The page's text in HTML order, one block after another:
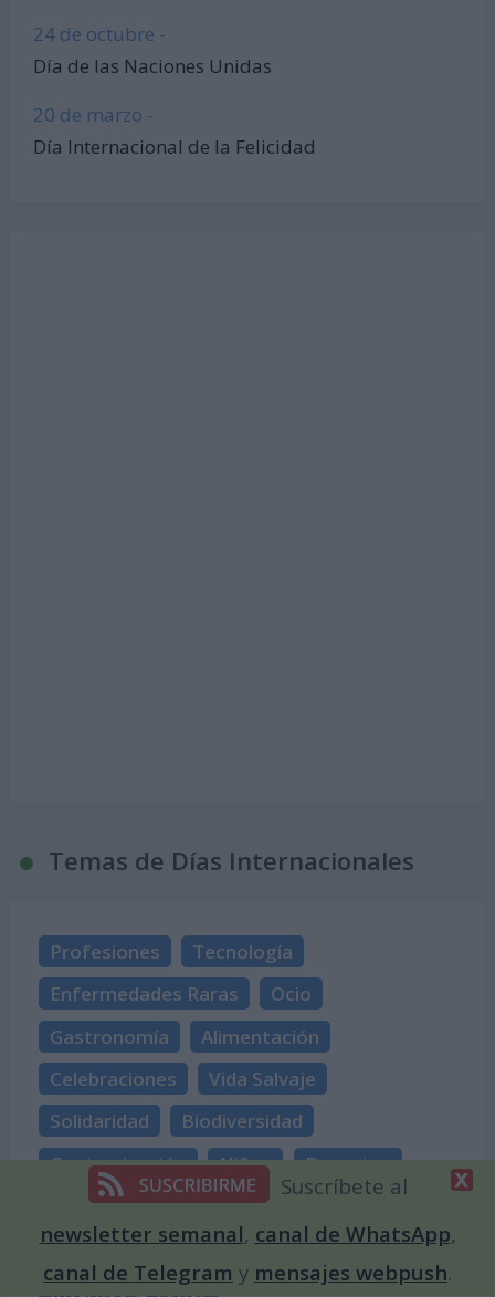
24 de octubre -
Día de las Naciones Unidas
20 de marzo -
Día Internacional de la Felicidad
Temas de Días Internacionales
Profesiones
Tecnología
Enfermedades Raras
Ocio
Gastronomía
Alimentación
Celebraciones
Vida Salvaje
Solidaridad
Biodiversidad
Contaminación
Niños
Deportes
Objetivos de Desarrollo Sostenible
Historia
Cáncer Guerras
Medicina
Internet
Amor
Suscríbete al
newsletter semanal, canal de WhatsApp,
canal de Telegram y mensajes webpush.